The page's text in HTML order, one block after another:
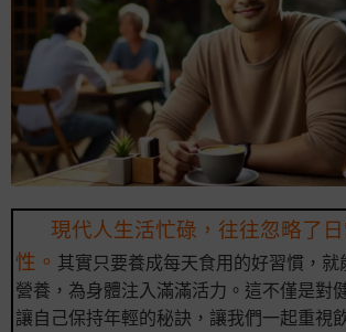
現代人生活忙碌，往往忽略了
性。 其實只要養成每天食用的好習慣，就
營養，為身體注入滿滿活力。這不僅是對
讓自己保持年輕的秘訣，讓我們一起重視